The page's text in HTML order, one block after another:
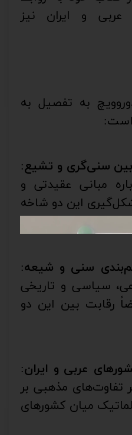
و ایران نیز
به تفصیل به
است:
بین سنی‌گری و تشیع:
مبانی عقیدتی و
این دو شاخه
سنی و شیعه:
سیاسی و تاریخی
رقابت بین این دو
عربی و ایران:
تفاوت‌های مذهبی بر
میان کشورهای